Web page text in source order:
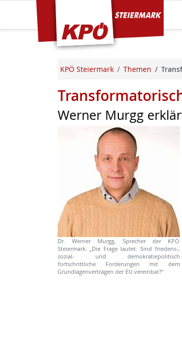
KPÖ Steiermark
KPÖ Steiermark Themen
Werner Murgg
Dr. Werner Murgg, Sprecher der KPÖ
Steiermark: „Die Frage lautet: Sind friedens-,
sozial- und demokratiepolitisch
fortschrittliche Forderungen mit dem
Grundlagenverträgen der EU vereinbar?“